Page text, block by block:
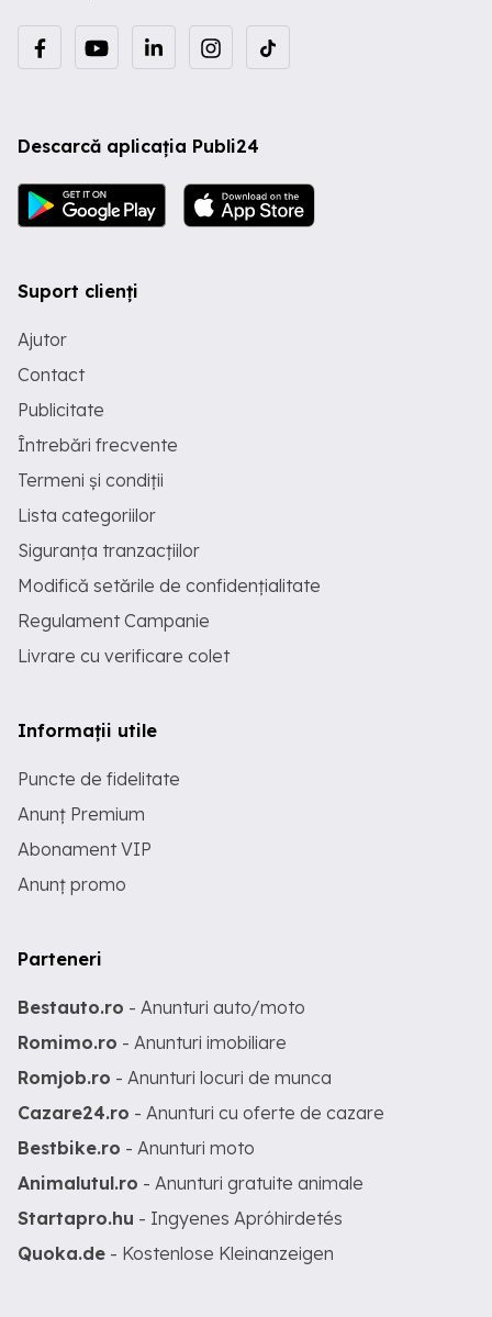
Descarcă aplicația Publi24
Suport clienți
Ajutor
Contact
Publicitate
Întrebări frecvente
Termeni și condiții
Lista categoriilor
Siguranța tranzacțiilor
Modifică setările de confidențialitate
Regulament Campanie
Livrare cu verificare colet
Informații utile
Puncte de fidelitate
Anunț Premium
Abonament VIP
Anunț promo
Parteneri
Bestauto.ro - Anunturi auto/moto
Romimo.ro - Anunturi imobiliare
Romjob.ro - Anunturi locuri de munca
Cazare24.ro - Anunturi cu oferte de cazare
Bestbike.ro - Anunturi moto
Animalutul.ro - Anunturi gratuite animale
Startapro.hu - Ingyenes Apróhirdetés
Quoka.de - Kostenlose Kleinanzeigen